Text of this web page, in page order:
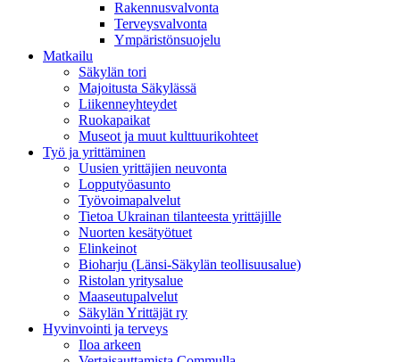
Rakennusvalvonta
Terveysvalvonta
Ympäristönsuojelu
Mat­kailu
Säkylän tori
Majoitusta Säkylässä
Liikenneyhteydet
Ruokapaikat
Museot ja muut kulttuurikohteet
Työ ja yrittä­minen
Uusien yrittäjien neuvonta
Lopputyöasunto
Työvoimapalvelut
Tietoa Ukrainan tilanteesta yrittäjille
Nuorten kesätyötuet
Elinkeinot
Bioharju (Länsi-Säkylän teollisuusalue)
Ristolan yritysalue
Maaseutupalvelut
Säkylän Yrittäjät ry
Hyvinvointi ja terveys
Iloa arkeen